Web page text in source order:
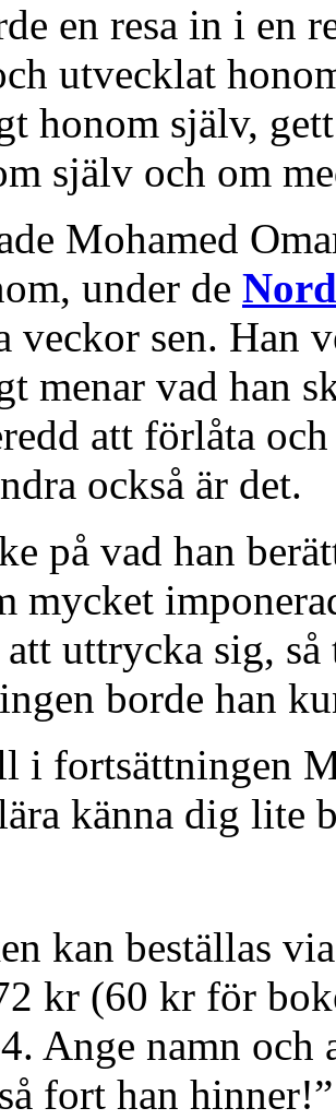
en resa in i en
utvecklat
honom själv,
själv och om
Mohamed
under de
veckor sen. Han
menar vad han
att förlåta
också är det.
på vad han
mycket
uttrycka sig,
borde han
i fortsättningen
känna dig lite
kan beställas
kr (60 kr för
Ange namn och
fort han hinner!”